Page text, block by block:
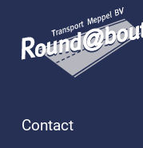
Contact